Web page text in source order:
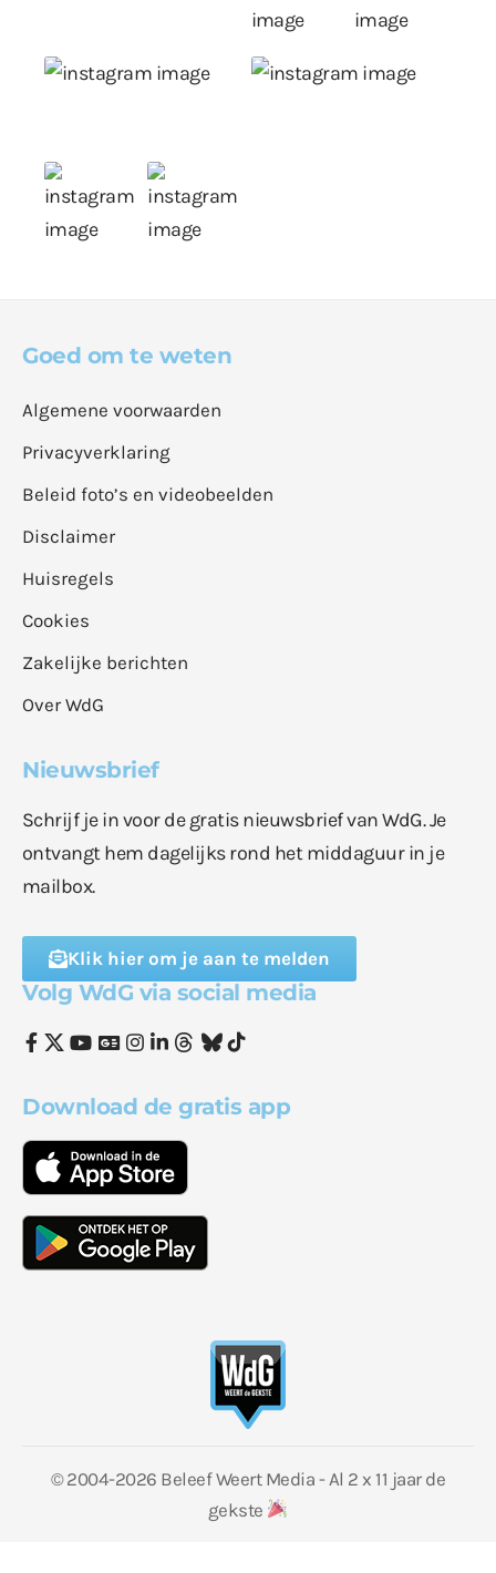
Goed om te weten
Algemene voorwaarden
Privacyverklaring
Beleid foto’s en videobeelden
Disclaimer
Huisregels
Cookies
Zakelijke berichten
Over WdG
Nieuwsbrief
Schrijf je in voor de gratis nieuwsbrief van WdG. Je
ontvangt hem dagelijks rond het middaguur in je
mailbox.
Klik hier om je aan te melden
Volg WdG via social media
Download de gratis app
© 2004-2026 Beleef Weert Media - Al 2 x 11 jaar de
gekste